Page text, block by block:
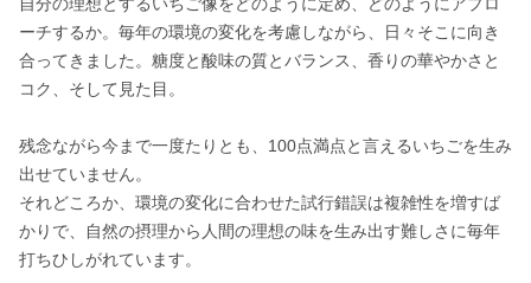
ーチするか。毎年の環境の変化を考慮しながら、日々そこに向き
合ってきました。糖度と酸味の質とバランス、香りの華やかさと
コク、そして見た目。
残念ながら今まで一度たりとも、100点満点と言えるいちごを生み
出せていません。
それどころか、環境の変化に合わせた試行錯誤は複雑性を増すば
かりで、自然の摂理から人間の理想の味を生み出す難しさに毎年
打ちひしがれています。